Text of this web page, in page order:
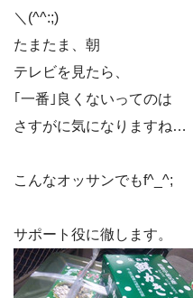
＼(^^:;)
たまたま、朝
テレビを見たら、
｢一番｣良くないってのは
さすがに気になりますね…
こんなオッサンでもf^_^;
サポート役に徹します。